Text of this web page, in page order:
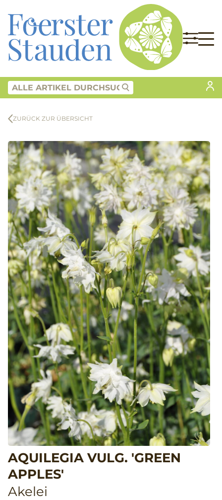
ZURÜCK ZUR ÜBERSICHT
AQUILEGIA VULG. 'GREEN
APPLES'
Akelei